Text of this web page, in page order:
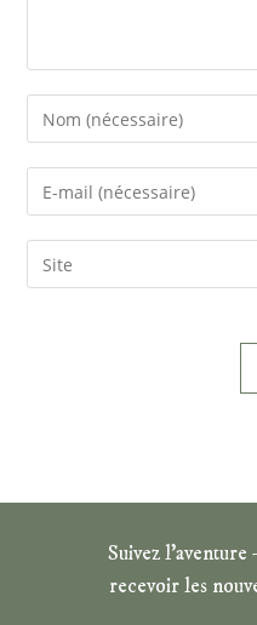
Suivez
recevoir les